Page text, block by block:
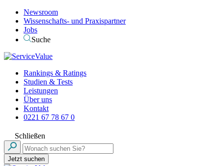
Newsroom
Wissenschafts- und Praxispartner
Jobs
Suche
Rankings & Ratings
Studien & Tests
Leistungen
Über uns
Kontakt
0221 67 78 67 0
Schließen
Jetzt suchen